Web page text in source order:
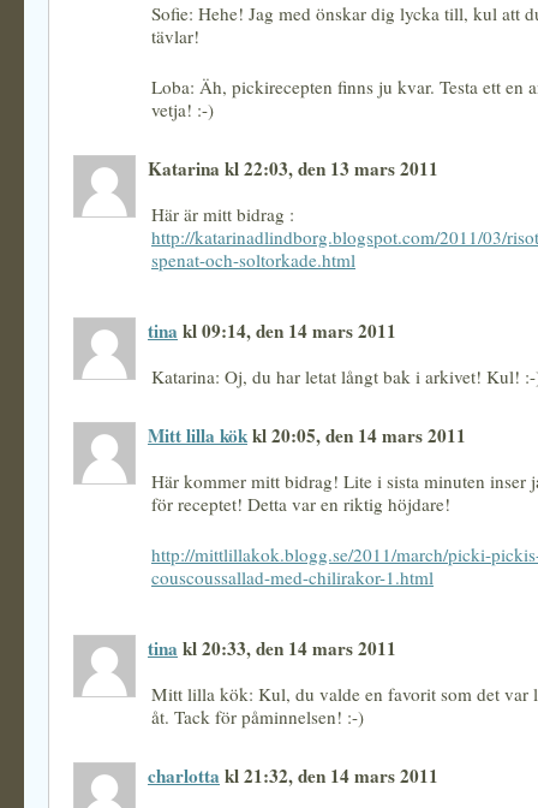
Sofie: Hehe! Jag med önskar dig lycka till, kul att
tävlar!
Loba: Äh, pickirecepten finns ju kvar. Testa ett en
vetja! :-)
Katarina kl 22:03, den 13 mars 2011
Här är mitt bidrag :
http://katarinadlindborg.blogspot.com/2011/03/
spenat-och-soltorkade.html
tina kl 09:14, den 14 mars 2011
Katarina: Oj, du har letat långt bak i arkivet! Kul!
Mitt lilla kökkl 20:05, den 14 mars 2011
Här kommer mitt bidrag! Lite i sista minuten inser
för receptet! Detta var en riktig höjdare!
http://mittlillakok.blogg.se/2011/march/picki-
couscoussallad-med-chilirakor-1.html
tina kl 20:33, den 14 mars 2011
Mitt lilla kök: Kul, du valde en favorit som det var
åt. Tack för påminnelsen! :-)
charlotta kl 21:32, den 14 mars 2011